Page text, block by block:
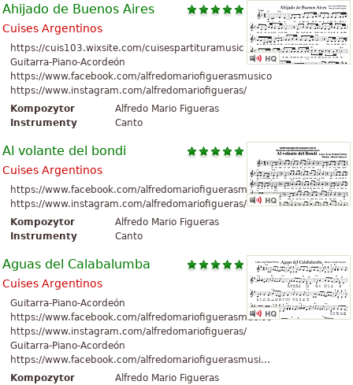
Ahijado de Buenos Aires
Cuises Argentinos
https://cuis103.wixsite.com/cuisespartituramusic
Guitarra-Piano-Acordeón
https://www.facebook.com/alfredomariofiguerasmusico
https://www.instagram.com/alfredomariofigueras/
Kompozytor
Alfredo Mario Figueras
Instrumenty
Canto
Al volante del bondi
Cuises Argentinos
https://www.facebook.com/alfredomariofiguerasmusico
https://www.instagram.com/alfredomariofigueras/
Kompozytor
Alfredo Mario Figueras
Instrumenty
Canto
Aguas del Calabalumba
Cuises Argentinos
Guitarra-Piano-Acordeón
https://www.facebook.com/alfredomariofiguerasmusico
https://www.instagram.com/alfredomariofigueras/
Guitarra-Piano-Acordeón
https://www.facebook.com/alfredomariofiguerasmusi...
Kompozytor
Alfredo Mario Figueras